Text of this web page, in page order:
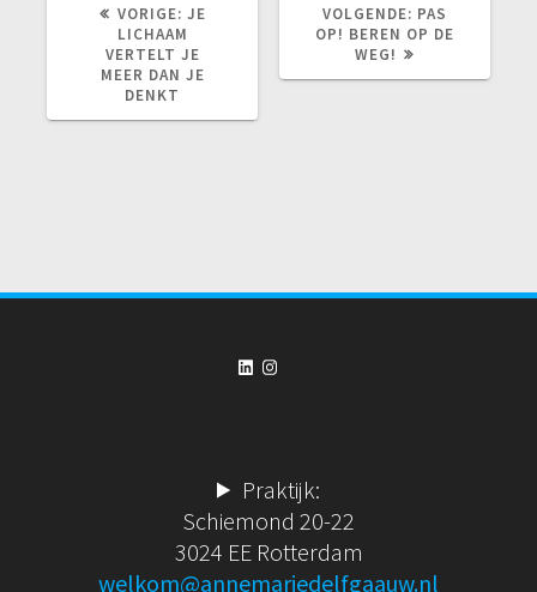
VORIGE: VORIG
BERICHT:
JE
LICHAAM
VERTELT JE
MEER DAN JE
DENKT
VOLGENDE: VOLGEND
BERICHT:
PAS
OP! BEREN OP DE
WEG!
LinkedIn
Instagram
Praktijk:
Schiemond 20-22
3024 EE Rotterdam
welkom@annemariedelfgaauw.nl